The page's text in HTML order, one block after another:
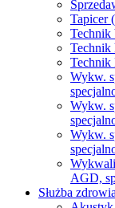
Tapicer
Technik
Technik
Technik
Wykw.
Wykw.
Wykw.
AGD,
Służba